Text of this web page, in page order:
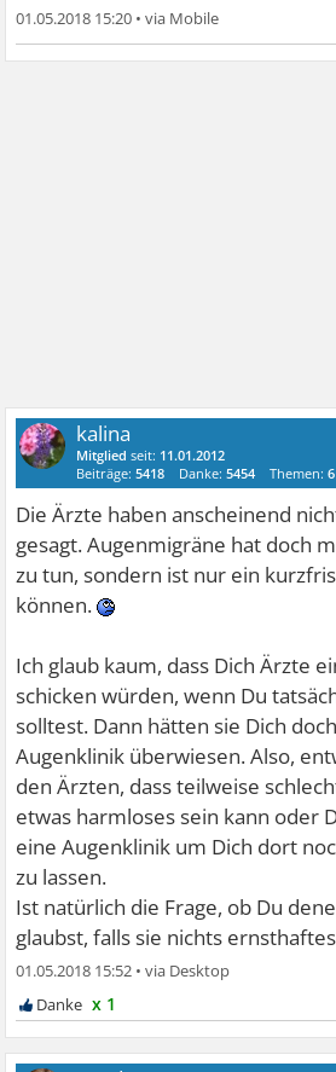
01.05.2018 15:20 •
kalina
Mitglied seit: 11.01.2012
Beiträge:5418 Danke:5454 Themen:6
Die Ärzte haben anscheinend
gesagt. Augenmigräne hat doch
zu tun, sondern ist nur ein
können.
Ich glaub kaum, dass Dich Ärzte
schicken würden, wenn Du
solltest. Dann hätten sie Dich
Augenklinik überwiesen. Also,
den Ärzten, dass teilweise
etwas harmloses sein kann oder
eine Augenklinik um Dich dort
zu lassen.
Ist natürlich die Frage, ob Du
glaubst, falls sie nichts
01.05.2018 15:52 •
x 1